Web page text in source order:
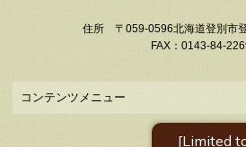
住所 〒059-0596北海道登別市
FAX：0143-84-
コンテンツメニュー